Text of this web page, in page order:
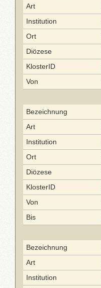
Art
Institution
Ort
Diözese
KlosterID
Von
Bezeichnung
Art
Institution
Ort
Diözese
KlosterID
Von
Bis
Bezeichnung
Art
Institution